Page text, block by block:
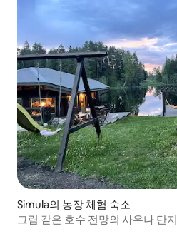
Simula의 농장 체험 숙소
그림 같은 호수 전망의 사우나 단지